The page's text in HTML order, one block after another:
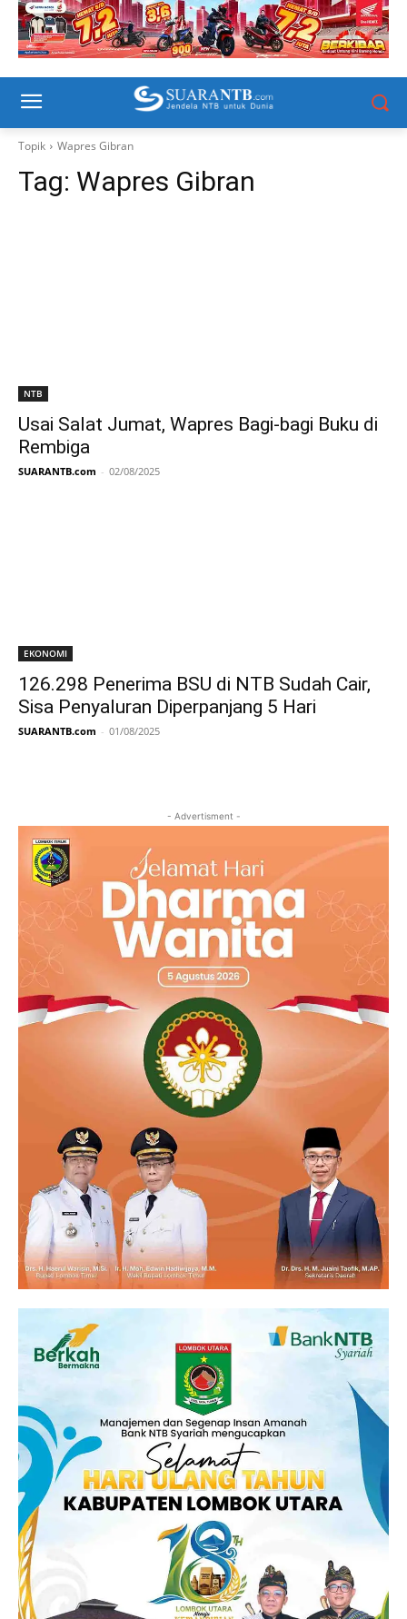
Topik Wapres Gibran
Tag: Wapres Gibran
NTB
Usai Salat Jumat, Wapres Bagi-bagi Buku di
Rembiga
SUARANTB.com - 02/08/2025
EKONOMI
126.298 Penerima BSU di NTB Sudah Cair,
Sisa Penyaluran Diperpanjang 5 Hari
SUARANTB.com - 01/08/2025
- Advertisment -